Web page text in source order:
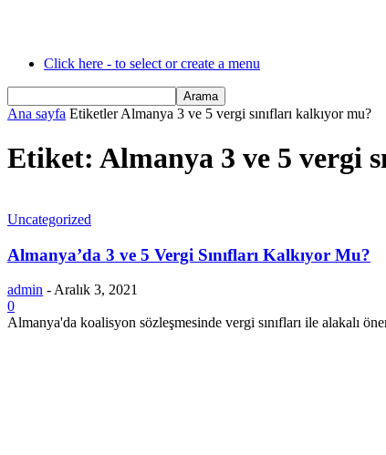
Click here - to select or create a menu
Ana sayfa Etiketler Almanya 3 ve 5 vergi sınıfları kalkıyor mu?
Etiket: Almanya 3 ve 5 vergi
Uncategorized
Almanya’da 3 ve 5 Vergi Sınıfları Kalkıyor Mu?
admin - Aralık 3, 2021
0
Almanya'da koalisyon sözleşmesinde vergi sınıfları ile alakalı